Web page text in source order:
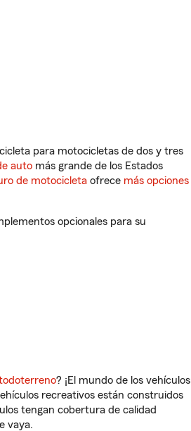
para motocicletas de dos y tres
auto más grande de los Estados
de motocicleta ofrece más opciones
opcionales para su
? ¡El mundo de los vehículos
recreativos están construidos
tengan cobertura de calidad
vaya.